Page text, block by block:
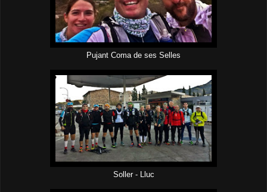
Pujant Coma de ses Selles
Soller - Lluc